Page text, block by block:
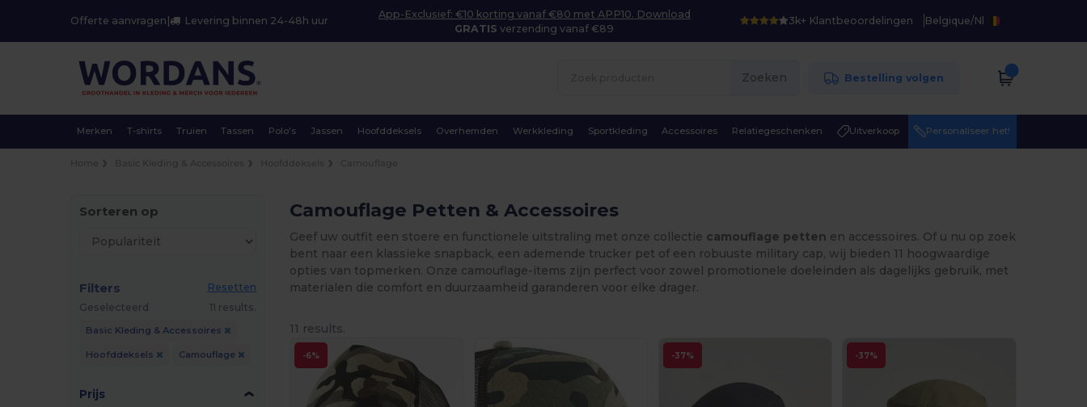
Offerte aanvragen Levering binnen 24-48h uur
App-Exclusief: €10 korting vanaf €80 met APP10. Download
GRATIS verzending vanaf €89
3k+ Klantbeoordelingen Belgique/Nl
Zoeken Bestelling volgen
Merken T-shirts Truien Tassen Polo's Jassen Hoofddeksels Overhemden Werkkleding Sportkleding Accessoires Relatiegeschenken Uitverkoop Personaliseer het!
Sorteren op
Filters
Resetten
Geselecteerd
11 results.
Basic Kleding & Accessoires
Hoofddeksels Camouflage
Prijs
Camouflage Petten & Accessoires
Geef uw outfit een stoere en functionele uitstraling met onze collectie camouflage petten en accessoires. Of u nu op zoek
bent naar een klassieke snapback, een ademende trucker pet of een robuuste military cap, wij bieden 11 hoogwaardige
opties van topmerken. Onze camouflage-items zijn perfect voor zowel promotionele doeleinden als dagelijks gebruik, met
materialen die comfort en duurzaamheid garanderen voor elke drager.
11 results.
-6% -37% -37%